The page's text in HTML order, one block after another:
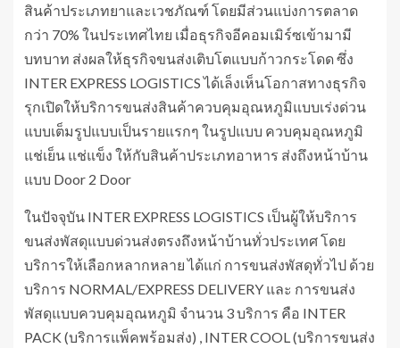
สินค้าประเภทยาและเวชภัณฑ์ โดยมีส่วนแบ่งการตลาด
กว่า 70% ในประเทศไทย เมื่อธุรกิจอีคอมเมิร์ซเข้ามามี
บทบาท ส่งผลให้ธุรกิจขนส่งเติบโตแบบก้าวกระโดด ซึ่ง
INTER EXPRESS LOGISTICS ได้เล็งเห็นโอกาสทางธุรกิจ
รุกเปิดให้บริการขนส่งสินค้าควบคุมอุณหภูมิแบบเร่งด่วน
แบบเต็มรูปแบบเป็นรายแรกๆ ในรูปแบบ ควบคุมอุณหภูมิ
แช่เย็น แช่แข็ง ให้กับสินค้าประเภทอาหาร ส่งถึงหน้าบ้าน
แบบ Door 2 Door
ในปัจจุบัน INTER EXPRESS LOGISTICS เป็นผู้ให้บริการ
ขนส่งพัสดุแบบด่วนส่งตรงถึงหน้าบ้านทั่วประเทศ โดย
บริการให้เลือกหลากหลาย ได้แก่ การขนส่งพัสดุทั่วไป ด้วย
บริการ NORMAL/EXPRESS DELIVERY และ การขนส่ง
พัสดุแบบควบคุมอุณหภูมิ จำนวน 3 บริการ คือ INTER
PACK (บริการแพ็คพร้อมส่ง) , INTER COOL (บริการขนส่ง